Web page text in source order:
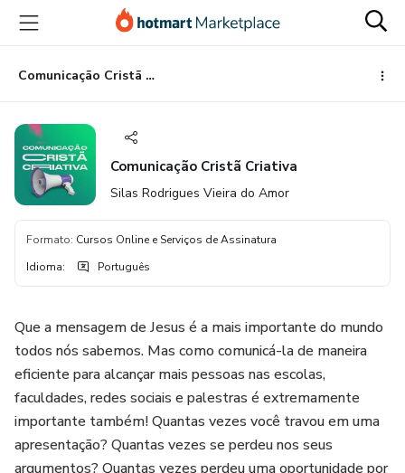
para
conteúdo
principal
para
pagamento
para
rodapé
Comunicação Cristã Criativa
Comunicação Cristã Criativa
Silas Rodrigues Vieira do Amor
Formato: Cursos Online e Serviços de Assinatura
Idioma: Português
Que a mensagem de Jesus é a mais importante do mundo
todos nós sabemos. Mas como comunicá-la de maneira
eficiente para alcançar mais pessoas nas escolas,
faculdades, redes sociais e palestras é extremamente
importante também! Quantas vezes você travou em uma
apresentação? Quantas vezes se perdeu nos seus
argumentos? Quantas vezes perdeu uma oportunidade por